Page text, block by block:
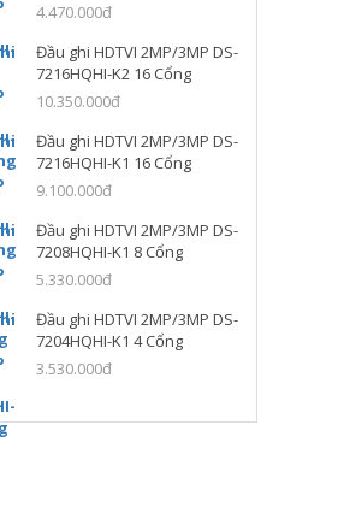
4.470.000đ
Đầu ghi HDTVI 2MP/3MP DS-
7216HQHI-K2 16 Cổng
10.350.000đ
Đầu ghi HDTVI 2MP/3MP DS-
7216HQHI-K1 16 Cổng
9.100.000đ
Đầu ghi HDTVI 2MP/3MP DS-
7208HQHI-K1 8 Cổng
5.330.000đ
Đầu ghi HDTVI 2MP/3MP DS-
7204HQHI-K1 4 Cổng
3.530.000đ